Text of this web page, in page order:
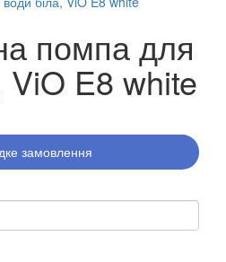
помпа для
ViO E8 white
замовлення